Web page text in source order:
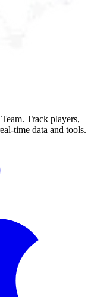
Track players,
time data and tools.